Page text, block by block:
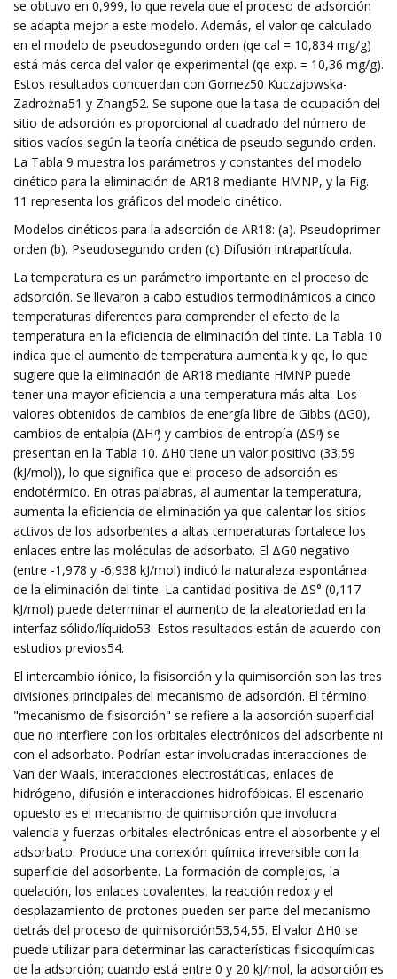
se obtuvo en 0,999, lo que revela que el proceso de adsorción
se adapta mejor a este modelo. Además, el valor qe calculado
en el modelo de pseudosegundo orden (qe cal = 10,834 mg/g)
está más cerca del valor qe experimental (qe exp. = 10,36 mg/g).
Estos resultados concuerdan con Gomez50 Kuczajowska-
Zadrożna51 y Zhang52. Se supone que la tasa de ocupación del
sitio de adsorción es proporcional al cuadrado del número de
sitios vacíos según la teoría cinética de pseudo segundo orden.
La Tabla 9 muestra los parámetros y constantes del modelo
cinético para la eliminación de AR18 mediante HMNP, y la Fig.
11 representa los gráficos del modelo cinético.
Modelos cinéticos para la adsorción de AR18: (a). Pseudoprimer
orden (b). Pseudosegundo orden (c) Difusión intrapartícula.
La temperatura es un parámetro importante en el proceso de
adsorción. Se llevaron a cabo estudios termodinámicos a cinco
temperaturas diferentes para comprender el efecto de la
temperatura en la eficiencia de eliminación del tinte. La Tabla 10
indica que el aumento de temperatura aumenta k y qe, lo que
sugiere que la eliminación de AR18 mediante HMNP puede
tener una mayor eficiencia a una temperatura más alta. Los
valores obtenidos de cambios de energía libre de Gibbs (ΔG0),
cambios de entalpía (ΔH ͦ) y cambios de entropía (ΔS ͦ) se
presentan en la Tabla 10. ΔH0 tiene un valor positivo (33,59
(kJ/mol)), lo que significa que el proceso de adsorción es
endotérmico. En otras palabras, al aumentar la temperatura,
aumenta la eficiencia de eliminación ya que calentar los sitios
activos de los adsorbentes a altas temperaturas fortalece los
enlaces entre las moléculas de adsorbato. El ΔG0 negativo
(entre -1,978 y -6,938 kJ/mol) indicó la naturaleza espontánea
de la eliminación del tinte. La cantidad positiva de ΔS° (0,117
kJ/mol) puede determinar el aumento de la aleatoriedad en la
interfaz sólido/líquido53. Estos resultados están de acuerdo con
estudios previos54.
El intercambio iónico, la fisisorción y la quimisorción son las tres
divisiones principales del mecanismo de adsorción. El término
"mecanismo de fisisorción" se refiere a la adsorción superficial
que no interfiere con los orbitales electrónicos del adsorbente ni
con el adsorbato. Podrían estar involucradas interacciones de
Van der Waals, interacciones electrostáticas, enlaces de
hidrógeno, difusión e interacciones hidrofóbicas. El escenario
opuesto es el mecanismo de quimisorción que involucra
valencia y fuerzas orbitales electrónicas entre el absorbente y el
adsorbato. Produce una conexión química irreversible con la
superficie del adsorbente. La formación de complejos, la
quelación, los enlaces covalentes, la reacción redox y el
desplazamiento de protones pueden ser parte del mecanismo
detrás del proceso de quimisorción53,54,55. El valor ΔH0 se
puede utilizar para determinar las características fisicoquímicas
de la adsorción; cuando está entre 0 y 20 kJ/mol, la adsorción es